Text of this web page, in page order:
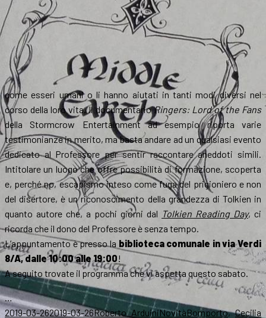
come esseri umani o li hanno aiutati in tanti modi diversi nel
corso della loro vita. Il documentarioRingers: Lord of the Fans
della Stormcrow Entertainment ad esempio riporta varie
testimonianze in merito, ma basta andare ad un qualsiasi evento
dedicato al Professore per sentir raccontare aneddoti simili.
Intitolare un luogo che offre possibilità di formazione, scoperta
e, perché no, escapismo inteso come fuga del prigioniero e non
del disertore, è un riconoscimento della grandezza di Tolkien in
quanto autore che, a pochi giorni dal Tolkien Reading Day, ci
ricorda che il dono del Professore è senza tempo.
L’appuntamento è presso la biblioteca comunale in via Verdi
8/A, dalle 10:00 alle 19:00!
A seguito trovate il programma che vi aspetta questo sabato.
…
Scritto
2019-03-262019-03-26Autore
Roberto ArduiniCategorie
NovitàTag
Bomporto,Cecilia